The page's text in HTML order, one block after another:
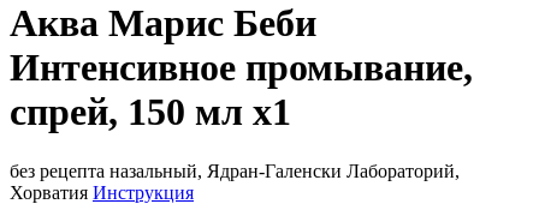
Аква Марис Беби
Интенсивное промывание,
спрей, 150 мл x1
без рецепта назальный, Ядран-Галенски Лабораторий,
Хорватия Инструкция